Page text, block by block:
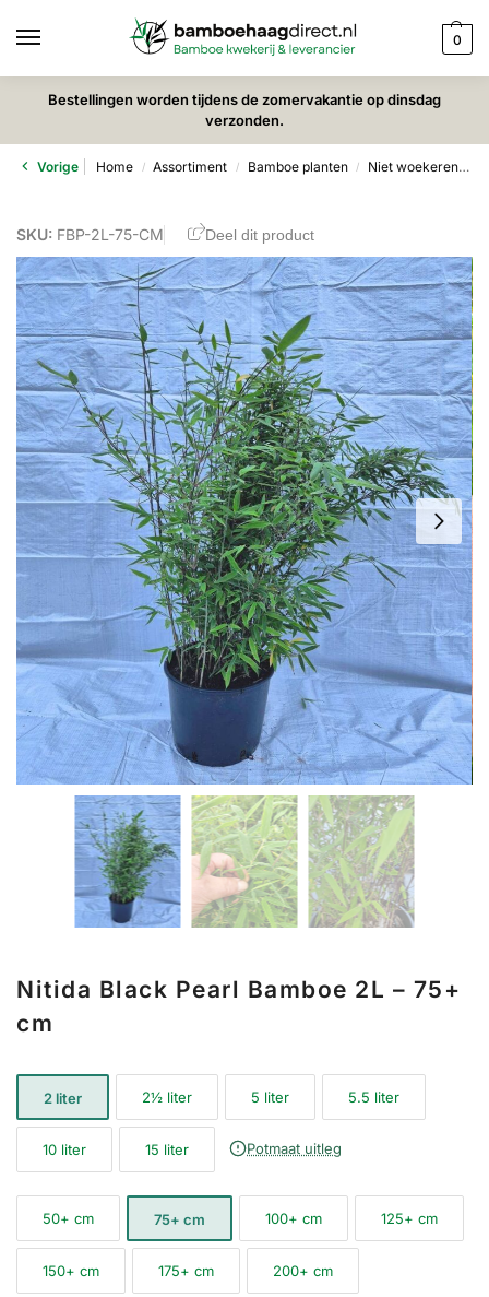
0
Bestellingen worden tijdens de zomervakantie op dinsdag
verzonden.
Vorige Home / Assortiment / Bamboe planten / Niet woekerende bamboe
SKU: FBP-2L-75-CM Deel dit product
Nitida Black Pearl Bamboe 2L – 75+
cm
2 liter 2½ liter 5 liter 5.5 liter
10 liter 15 liter Potmaat uitleg
50+ cm 75+ cm 100+ cm 125+ cm
150+ cm 175+ cm 200+ cm